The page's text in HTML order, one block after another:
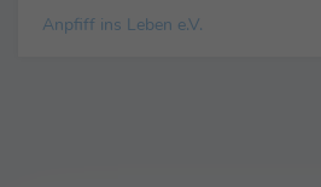
Anpfiff ins Leben e.V.